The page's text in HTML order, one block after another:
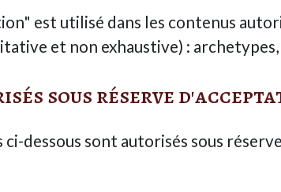
est utilisé dans les contenus
et non exhaustive) :
sous réserve
dessous sont autorisés sous